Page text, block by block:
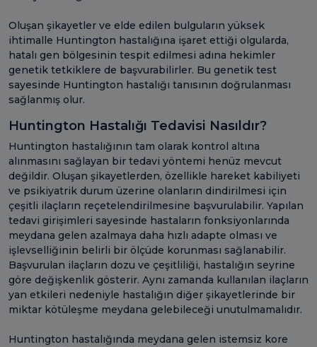
Oluşan şikayetler ve elde edilen bulguların yüksek
ihtimalle Huntington hastalığına işaret ettiği olgularda,
hatalı gen bölgesinin tespit edilmesi adına hekimler
genetik tetkiklere de başvurabilirler. Bu genetik test
sayesinde Huntington hastalığı tanısının doğrulanması
sağlanmış olur.
Huntington Hastalığı Tedavisi Nasıldır?
Huntington hastalığının tam olarak kontrol altına
alınmasını sağlayan bir tedavi yöntemi henüz mevcut
değildir. Oluşan şikayetlerden, özellikle hareket kabiliyeti
ve psikiyatrik durum üzerine olanların dindirilmesi için
çeşitli ilaçların reçetelendirilmesine başvurulabilir. Yapılan
tedavi girişimleri sayesinde hastaların fonksiyonlarında
meydana gelen azalmaya daha hızlı adapte olması ve
işlevselliğinin belirli bir ölçüde korunması sağlanabilir.
Başvurulan ilaçların dozu ve çeşitliliği, hastalığın seyrine
göre değişkenlik gösterir. Aynı zamanda kullanılan ilaçların
yan etkileri nedeniyle hastalığın diğer şikayetlerinde bir
miktar kötüleşme meydana gelebileceği unutulmamalıdır.
Huntington hastalığında meydana gelen istemsiz kore